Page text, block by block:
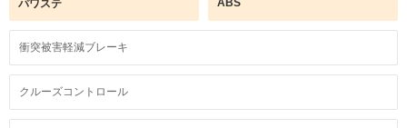
パワステ
衝突被害軽減ブレーキ
クルーズコントロール